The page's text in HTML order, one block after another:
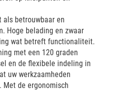
betrouwbaar en
Hoge belading en zwaar
wat betreft functionaliteit.
met een 120 graden
en de flexibele indeling in
uw werkzaamheden
de ergonomisch